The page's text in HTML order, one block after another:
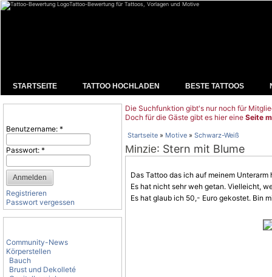
Tattoo-Bewertung für Tattoos, Vorlagen und Motive
STARTSEITE TATTOO HOCHLADEN BESTE TATTOOS
Benutzername: *
Passwort: *
Registrieren
Passwort vergessen
Community-News
Körperstellen
Bauch
Brust und Dekolleté
Die Suchfunktion gibt's nur noch für
Doch für die Gäste gibt es hier eine Seite
Startseite » Motive » Schwarz-Weiß
Minzie: Stern mit Blume
Das Tattoo das ich auf meinem Unterarm
Es hat nicht sehr weh getan. Vielleicht,
Es hat glaub ich 50,- Euro gekostet. Bin